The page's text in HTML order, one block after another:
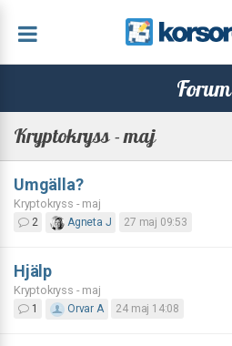
Forum
Kryptokryss - maj
Umgälla?
Kryptokryss - maj
2 Agneta J 27 maj 09:53
Hjälp
Kryptokryss - maj
1 Orvar A 24 maj 14:08